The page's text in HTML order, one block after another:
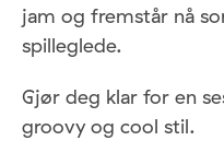
jam og fremstår nå
spilleglede.
Gjør deg klar for en
groovy og cool stil.